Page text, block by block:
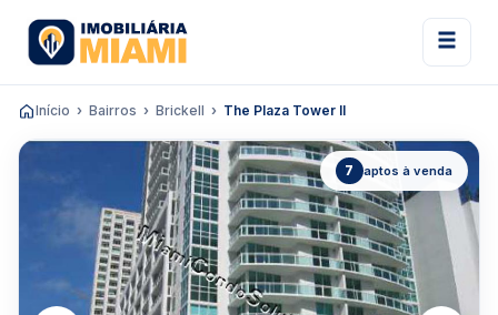
Início Bairros Brickell The Plaza Tower II
7 aptos à venda